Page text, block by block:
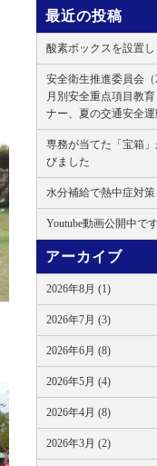
最近の投稿
酸素ボックスを設置し
安全衛生推進委員会（
月別安全重点項目教
ナー、夏の交通安全運
専務が当てた「宝箱
びました
水分補給で熱中症対策
Youtube動画公開中で
アーカイブ
2026年8月 (1)
2026年7月 (3)
2026年6月 (8)
2026年5月 (4)
2026年4月 (8)
2026年3月 (2)